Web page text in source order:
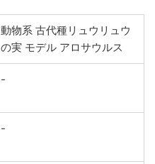
動物系 古代種リュウリュウ
の実 モデル アロサウルス
-
-